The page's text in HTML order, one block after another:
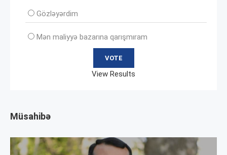
Gözləyərdim
Mən maliyyə bazarına qarışmıram
View Results
Müsahibə